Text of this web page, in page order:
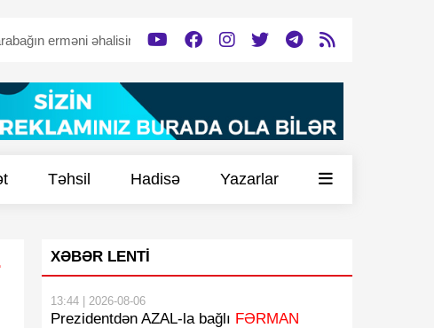
əhalisinə dəstək verəcək” Tərtərdə tərk edilmiş döyüş mövqeyi -
Təhsil Hadisə Yazarlar
XƏBƏR LENTI
13:44 | 2026-08-06
Prezidentdən AZAL-la bağlı FƏRMAN